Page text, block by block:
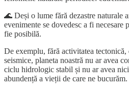
🌊 Deși o lume fără dezastre naturale
evenimente se dovedesc a fi necesare
fie posibilă.
De exemplu, fără activitatea tectonică,
seismice, planeta noastră nu ar avea
ciclu hidrologic stabil și nu ar avea
abundență a vieții de care ne bucurăm.